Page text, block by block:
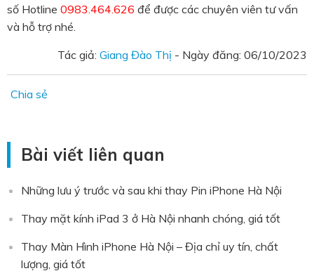
số Hotline 0983.464.626 để được các chuyên viên tư vấn
và hỗ trợ nhé.
Tác giả: Giang Đào Thị - Ngày đăng: 06/10/2023
Chia sẻ
Bài viết liên quan
Những lưu ý trước và sau khi thay Pin iPhone Hà Nội
Thay mặt kính iPad 3 ở Hà Nội nhanh chóng, giá tốt
Thay Màn Hình iPhone Hà Nội – Địa chỉ uy tín, chất
lượng, giá tốt